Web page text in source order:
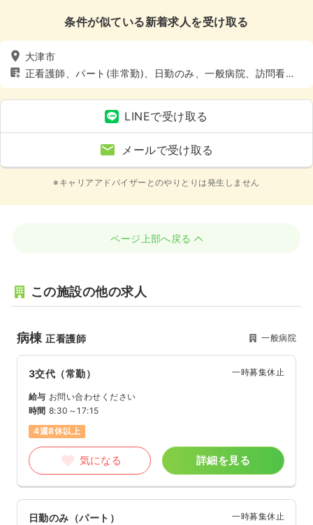
条件が似ている新着求人を受け取る
大津市
正看護師、パート(非常勤)、日勤のみ、一般病院、訪問看
護、4週8休以上
LINEで受け取る
メールで受け取る
※キャリアアドバイザーとのやりとりは発生しません
ページ上部へ戻る
この施設の他の求人
病棟正看護師 一般病院
3交代（常勤） 一時募集休止
給与 お問い合わせください
時間 8:30～17:15
4週8休以上
気になる 詳細を見る
日勤のみ（パート） 一時募集休止